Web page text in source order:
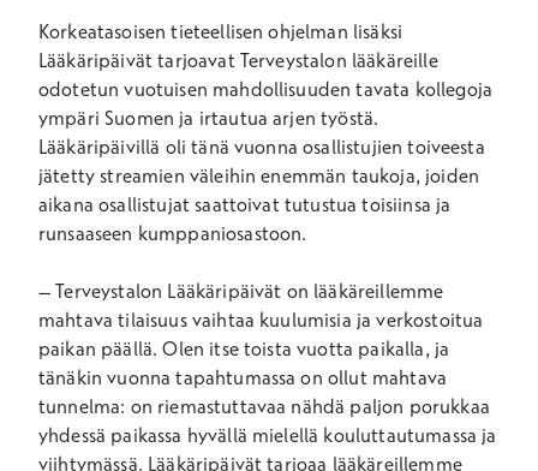
Korkeatasoisen tieteellisen ohjelman lisäksi
Lääkäripäivät tarjoavat Terveystalon lääkäreille
odotetun vuotuisen mahdollisuuden tavata kollegoja
ympäri Suomen ja irtautua arjen työstä.
Lääkäripäivillä oli tänä vuonna osallistujien toiveesta
jätetty streamien väleihin enemmän taukoja, joiden
aikana osallistujat saattoivat tutustua toisiinsa ja
runsaaseen kumppaniosastoon.
– Terveystalon Lääkäripäivät on lääkäreillemme
mahtava tilaisuus vaihtaa kuulumisia ja verkostoitua
paikan päällä. Olen itse toista vuotta paikalla, ja
tänäkin vuonna tapahtumassa on ollut mahtava
tunnelma: on riemastuttavaa nähdä paljon porukkaa
yhdessä paikassa hyvällä mielellä kouluttautumassa ja
viihtymässä. Lääkäripäivät tarjoaa lääkäreillemme